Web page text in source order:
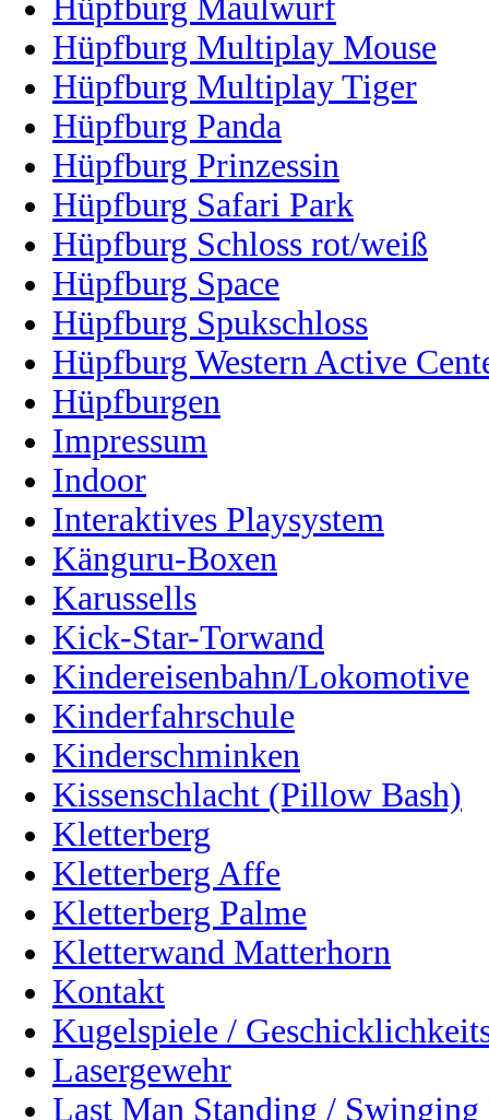
Hüpfburg Maulwurf
Hüpfburg Multiplay Mouse
Hüpfburg Multiplay Tiger
Hüpfburg Panda
Hüpfburg Prinzessin
Hüpfburg Safari Park
Hüpfburg Schloss rot/weiß
Hüpfburg Space
Hüpfburg Spukschloss
Hüpfburg Western Active
Hüpfburgen
Impressum
Indoor
Interaktives Playsystem
Känguru-Boxen
Karussells
Kick-Star-Torwand
Kindereisenbahn/Lokomotive
Kinderfahrschule
Kinderschminken
Kissenschlacht (Pillow Bash)
Kletterberg
Kletterberg Affe
Kletterberg Palme
Kletterwand Matterhorn
Kontakt
Kugelspiele /
Lasergewehr
Last Man Standing /